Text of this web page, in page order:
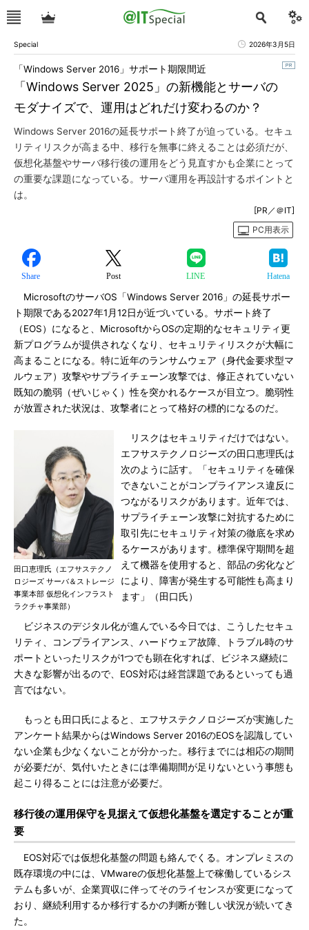
Special 2026年3月5日
「Windows Server 2025」の新機能とサーバの
モダナイズで、運用はどれだけ変わるのか？
「Windows Server 2016」サポート期限間近
Windows Server 2016の延長サポート終了が迫っている。セキュ
リティリスクが高まる中、移行を無事に終えることは必須だが、
仮想化基盤やサーバ移行後の運用をどう見直すかも企業にとって
の重要な課題になっている。サーバ運用を再設計するポイントと
は。
[PR／＠IT]
PC用表示
Share Post LINE Hatena
MicrosoftのサーバOS「Windows Server 2016」の延長サポー
ト期限である2027年1月12日が近づいている。サポート終了
（EOS）になると、MicrosoftからOSの定期的なセキュリティ更
新プログラムが提供されなくなり、セキュリティリスクが大幅に
高まることになる。特に近年のランサムウェア（身代金要求型マ
ルウェア）攻撃やサプライチェーン攻撃では、修正されていない
既知の脆弱（ぜいじゃく）性を突かれるケースが目立つ。脆弱性
が放置された状況は、攻撃者にとって格好の標的になるのだ。
田口恵理氏（エフサステクノ
ロジーズ サーバ＆ストレージ
事業本部 仮想化インフラスト
ラクチャ事業部）
リスクはセキュリティだけではない。
エフサステクノロジーズの田口恵理氏は
次のように話す。「セキュリティを確保
できないことがコンプライアンス違反に
つながるリスクがあります。近年では、
サプライチェーン攻撃に対抗するために
取引先にセキュリティ対策の徹底を求め
るケースがあります。標準保守期間を超
えて機器を使用すると、部品の劣化など
により、障害が発生する可能性も高まり
ます」（田口氏）
ビジネスのデジタル化が進んでいる今日では、こうしたセキュ
リティ、コンプライアンス、ハードウェア故障、トラブル時のサ
ポートといったリスクが1つでも顕在化すれば、ビジネス継続に
大きな影響が出るので、EOS対応は経営課題であるといっても過
言ではない。
もっとも田口氏によると、エフサステクノロジーズが実施した
アンケート結果からはWindows Server 2016のEOSを認識してい
ない企業も少なくないことが分かった。移行までには相応の期間
が必要だが、気付いたときには準備期間が足りないという事態も
起こり得ることには注意が必要だ。
移行後の運用保守を見据えて仮想化基盤を選定することが重
要
EOS対応では仮想化基盤の問題も絡んでくる。オンプレミスの
既存環境の中には、VMwareの仮想化基盤上で稼働しているシス
テムも多いが、企業買収に伴ってそのライセンスが変更になって
おり、継続利用するか移行するかの判断が難しい状況が続いてき
た。